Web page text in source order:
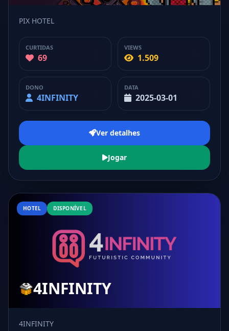
PIX HOTEL
CURTIDAS
69
VIEWS
1.509
DONO
4INFINITY
DATA
2025-03-01
Ver detalhes
Jogar
HOTEL DISPONÍVEL
4INFINITY
4INFINITY